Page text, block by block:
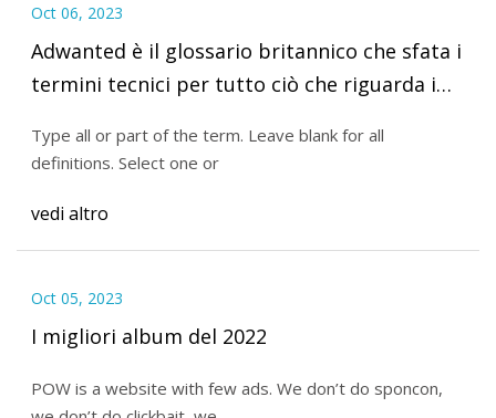
Oct 06, 2023
Adwanted è il glossario britannico che sfata i
termini tecnici per tutto ciò che riguarda i
Type all or part of the term. Leave blank for all
definitions. Select one or
vedi altro
Oct 05, 2023
I migliori album del 2022
POW is a website with few ads. We don’t do sponcon,